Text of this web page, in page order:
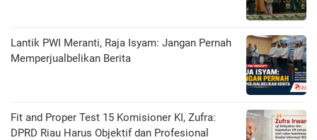
Lantik PWI Meranti, Raja Isyam: Jangan Pernah
Memperjualbelikan Berita
Fit and Proper Test 15 Komisioner KI, Zufra:
DPRD Riau Harus Objektif dan Profesional